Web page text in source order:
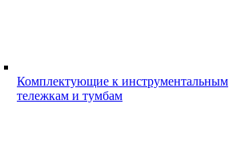
Комплектующие к инструментальным
тележкам и тумбам